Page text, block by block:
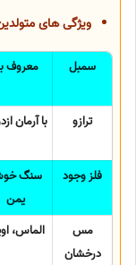
ویژگی های
سمبل معروف
ترازو
با آرمان
فلز وجود
سنگ
یمن
مس
درخشان
الماس،